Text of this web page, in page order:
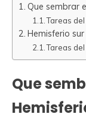
Que sembrar
Tareas
Hemisferio sur
Tareas
Que